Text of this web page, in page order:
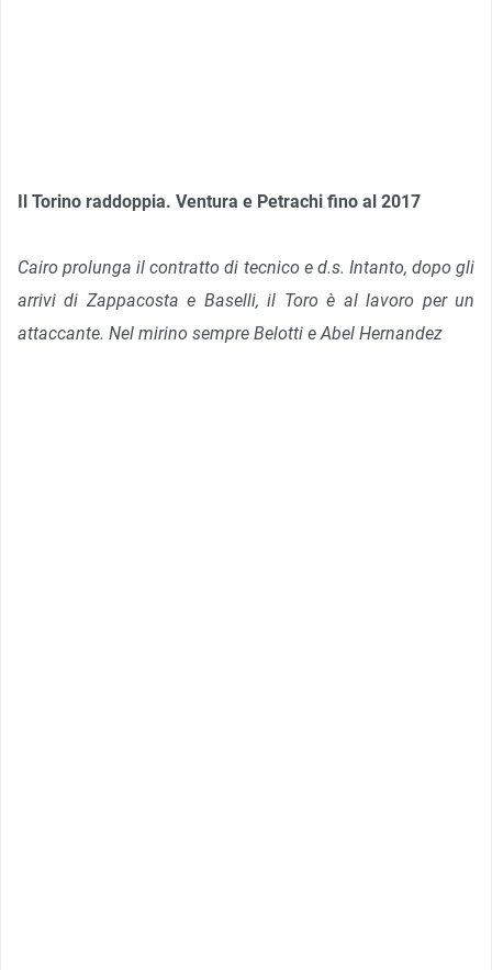
Il Torino raddoppia. Ventura e Petrachi fino al 2017
Cairo prolunga il contratto di tecnico e d.s. Intanto, dopo gli
arrivi di Zappacosta e Baselli, il Toro è al lavoro per un
attaccante. Nel mirino sempre Belotti e Abel Hernandez